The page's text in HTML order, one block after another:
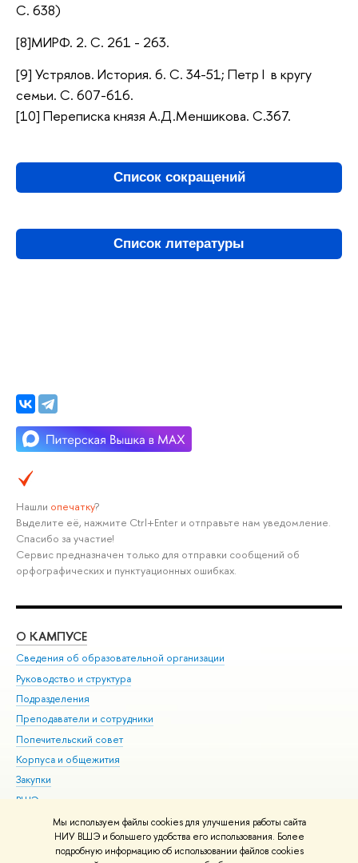
Мы используем файлы cookies для улучшения работы сайта
НИУ ВШЭ и большего удобства его использования. Более
подробную информацию об использовании файлов cookies
С. 638)
[8]МИРФ. 2. С. 261 - 263.
[9] Устрялов. История. 6. С. 34-51; Петр I в кругу
семьи. С. 607-616.
[10] Переписка князя А.Д.Меншикова. С.367.
Список сокращений
Список литературы
Нашли опечатку?
Выделите её, нажмите Ctrl+Enter и отправьте нам уведомление.
Спасибо за участие!
Сервис предназначен только для отправки сообщений об
орфографических и пунктуационных ошибках.
О КАМПУСЕ
Сведения об образовательной организации
Руководство и структура
Подразделения
Преподаватели и сотрудники
Попечительский совет
Корпуса и общежития
Закупки
ВШЭ для студентов с ограниченными возможностями
здоровья и инвалидностью
Версия для слабовидящих
Единая платежная страница